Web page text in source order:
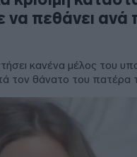
να πεθάνει ανά
κανένα μέλος του
τον θάνατο του πατέρα